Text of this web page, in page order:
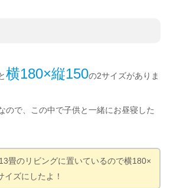
横180×縦150の2サイズがありま
ので、この中で子供と一緒にお昼寝した
畳のリビングに置いているので横180×
イズにしたよ！